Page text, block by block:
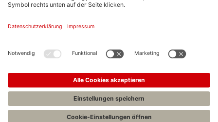
Impressum
Stellenangebote C.H.BECK